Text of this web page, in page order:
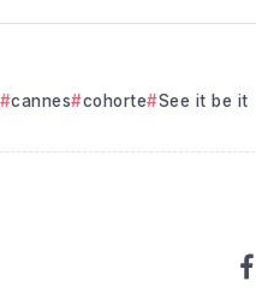
cannes cohorte See it be it